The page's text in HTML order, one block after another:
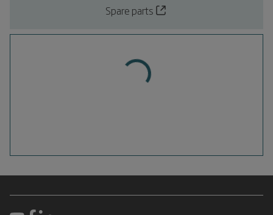
Spare parts